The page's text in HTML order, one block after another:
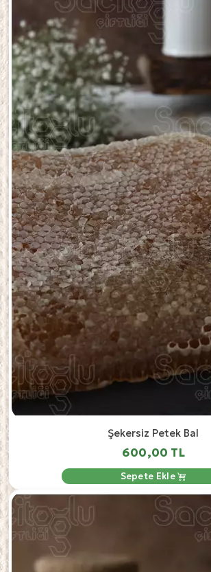
Şekersiz Petek Bal
600,00 TL
Sepete Ekle